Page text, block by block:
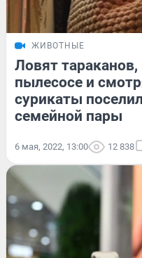
ЖИВОТНЫЕ
Ловят
пылесосе и
сурикаты
семейной пары
6 мая, 2022, 13:00 12 838